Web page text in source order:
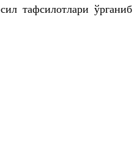
тафсилотлари ўрганиб